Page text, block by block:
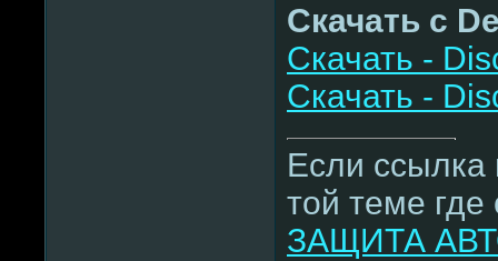
Скачать с
Скачать -
Скачать -
Если ссылка
той теме где
ЗАЩИТА